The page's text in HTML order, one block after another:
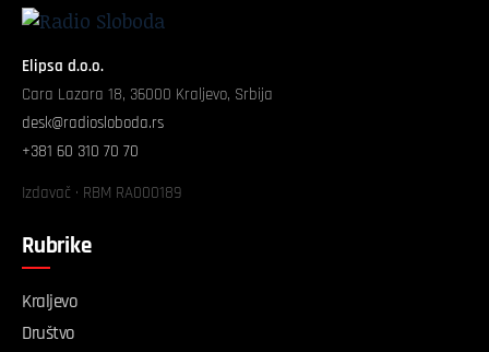
Elipsa d.o.o.
Cara Lazara 18, 36000 Kraljevo, Srbija
desk@radiosloboda.rs
+381 60 310 70 70
Izdavač · RBM RA000189
Rubrike
Kraljevo
Društvo